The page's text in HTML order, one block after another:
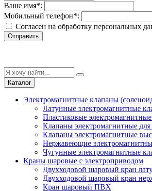
Ваше имя*:
Мобильный телефон*:
Согласен на обработку персональныx
Отправить
Каталог
Электромагнитные клапаны
Латунные электромагнитные
Пластиковые
Клапаны электромагнитные для
Клапаны электромагнитные
Нержавеющие
Чугунные электромагнитные
Краны шаровые с электроприводом
Двухходовой шаровый кран
Двухходовой шаровый кран
Кран шаровый ПВХ